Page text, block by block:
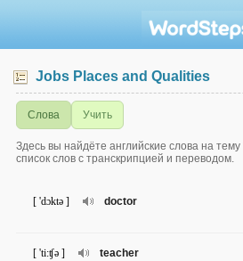
Jobs Places and Qualities
Слова Учить
Здесь вы найдёте английские слова на
список слов с транскрипцией и переводом.
doctor
[ 'dɔktə ]
teacher
[ 'ti:ʧə ]